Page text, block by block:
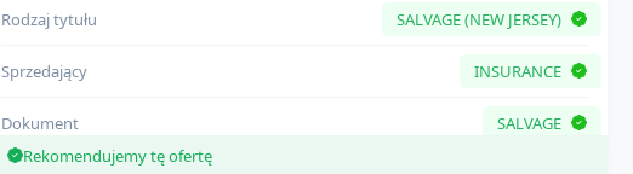
Rodzaj tytułu SALVAGE (NEW JERSEY)
Sprzedający INSURANCE
Dokument
SALVAGE
Rekomendujemy tę ofertę